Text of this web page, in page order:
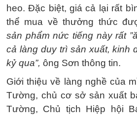
heo. Đặc biệt, giá cả lại rất
thể mua về thưởng thức
sản phẩm nức tiếng này rất
cả làng duy trì sản xuất, kinh
kỷ qua”, ông Sơn thông tin.
Giới thiệu về làng nghề của
Tường, chủ cơ sở sản xuất
Tường, Chủ tịch Hiệp hội